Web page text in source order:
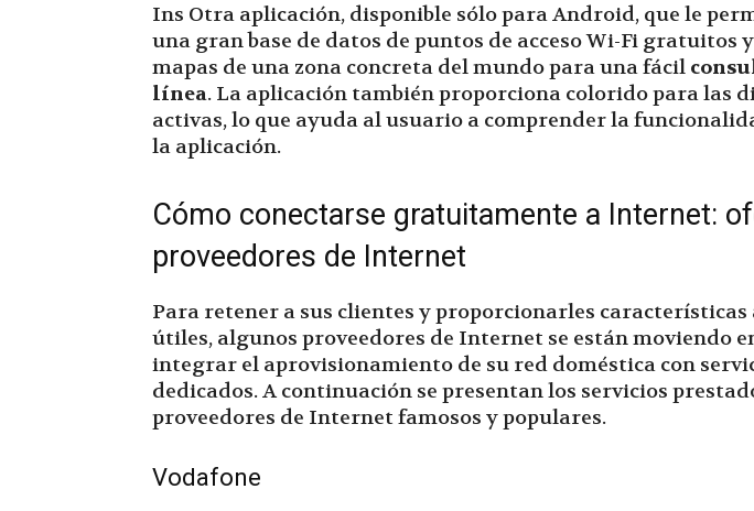
Ins Otra aplicación, disponible sólo para Android, que le
una gran base de datos de puntos de acceso Wi-Fi gratuitos
mapas de una zona concreta del mundo para una fácil
línea. La aplicación también proporciona colorido para las
activas, lo que ayuda al usuario a comprender la
la aplicación.
Cómo conectarse gratuitamente a Internet:
proveedores de Internet
Para retener a sus clientes y proporcionarles características
útiles, algunos proveedores de Internet se están moviendo
integrar el aprovisionamiento de su red doméstica con
dedicados. A continuación se presentan los servicios
proveedores de Internet famosos y populares.
Vodafone